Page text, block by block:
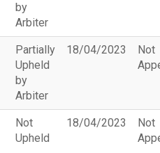
by
Arbiter
Partially
Upheld
by
Arbiter
18/04/2023
Not
Not
Upheld
18/04/2023
Not